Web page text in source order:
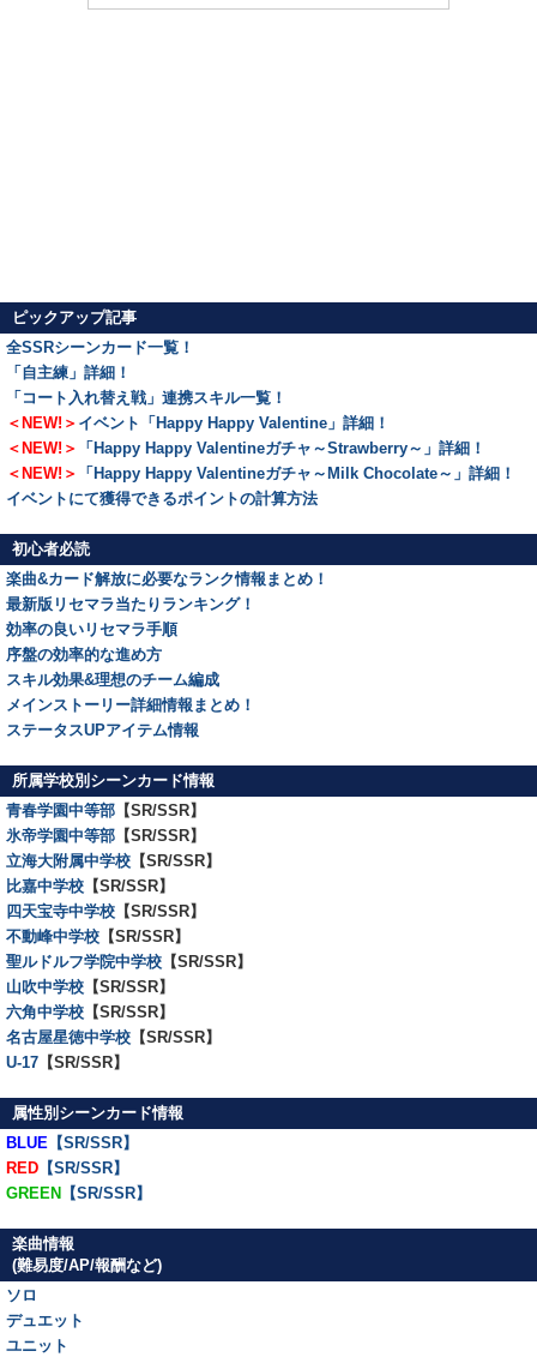
ピックアップ記事
全SSRシーンカード一覧！
「自主練」詳細！
「コート入れ替え戦」連携スキル一覧！
＜NEW!＞ イベント「Happy Happy Valentine」詳細！
＜NEW!＞
「Happy Happy Valentineガチャ～Strawberry～」詳細！
＜NEW!＞
「Happy Happy Valentineガチャ～Milk Chocolate～」詳細！
イベントにて獲得できるポイントの計算方法
初心者必読
楽曲&カード解放に必要なランク情報まとめ！
最新版リセマラ当たりランキング！
効率の良いリセマラ手順
序盤の効率的な進め方
スキル効果&理想のチーム編成
メインストーリー詳細情報まとめ！
ステータスUPアイテム情報
所属学校別シーンカード情報
青春学園中等部 【SR/SSR】
氷帝学園中等部 【SR/SSR】
立海大附属中学校 【SR/SSR】
比嘉中学校 【SR/SSR】
四天宝寺中学校 【SR/SSR】
不動峰中学校 【SR/SSR】
聖ルドルフ学院中学校 【SR/SSR】
山吹中学校 【SR/SSR】
六角中学校 【SR/SSR】
名古屋星徳中学校 【SR/SSR】
U-17 【SR/SSR】
属性別シーンカード情報
BLUE 【SR/SSR】
RED 【SR/SSR】
GREEN 【SR/SSR】
楽曲情報
(難易度/AP/報酬など)
ソロ
デュエット
ユニット